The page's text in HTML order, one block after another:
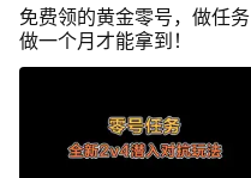
免费领的黄金零号，做任务
做一个月才能拿到！